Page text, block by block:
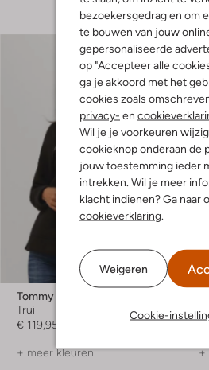
bezoekersgedrag en om
te bouwen van jouw
gepersonaliseerde
op "Accepteer alle
ga je akkoord met het
cookies zoals
privacy- en
Wil je je voorkeuren
cookieknop onderaan de
jouw toestemming ieder
intrekken. Wil je meer
klacht indienen? Ga naar
cookieverklaring.
Weigeren
Cookie-
Tommy Hilfiger
Trui
€ 119,95
+ meer kleuren
€
+